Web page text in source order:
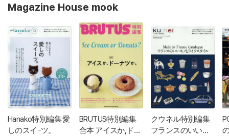
Magazine House mook
Hanako特別編集 愛
しのスイ-ツ。
BRUTUS特別編集
合本 アイスか,ド-
クウネル特別編集
フランスのいいモ